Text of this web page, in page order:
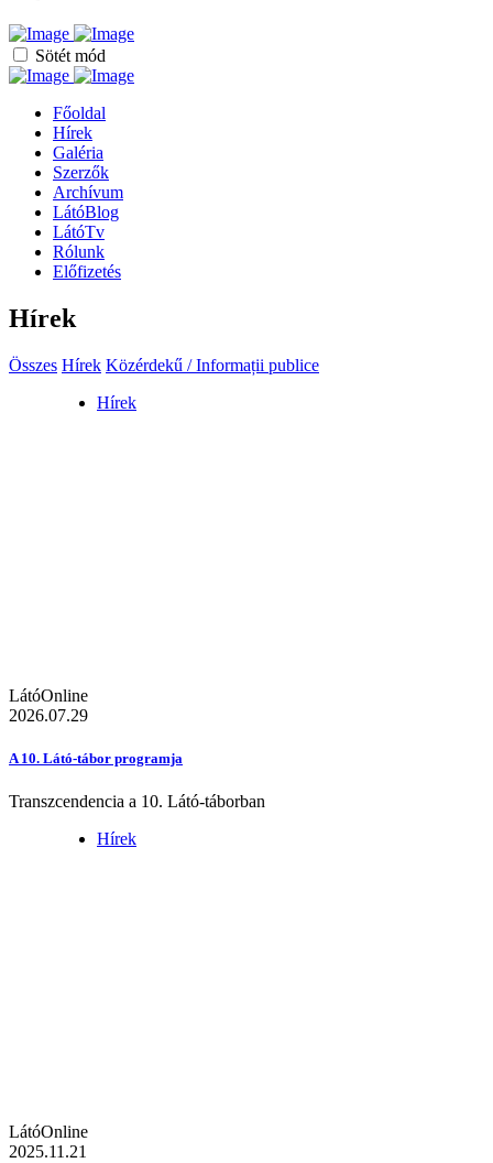
Sötét mód
Főoldal
Hírek
Galéria
Szerzők
Archívum
LátóBlog
LátóTv
Rólunk
Előfizetés
Hírek
Összes Hírek Közérdekű / Informații publice
Hírek
LátóOnline
2026.07.29
A 10. Látó-tábor programja
Transzcendencia a 10. Látó-táborban
Hírek
LátóOnline
2025.11.21